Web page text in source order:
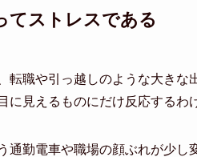
てストレスである
転職や引っ越しのような大き
に見えるものにだけ反応するわ
通勤電車や職場の顔ぶれが少